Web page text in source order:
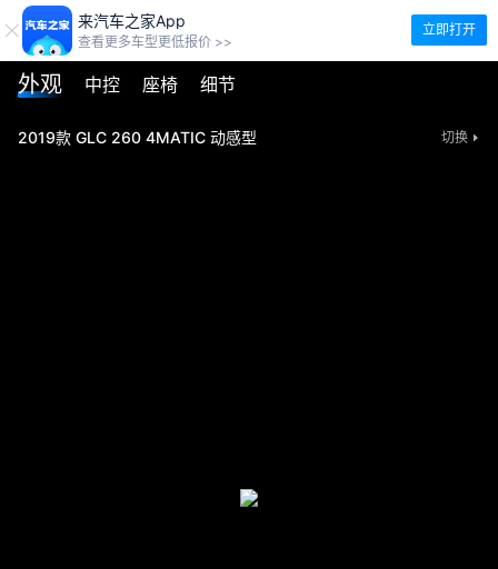
来汽车之家App
查看更多车型更低报价 >>
立即打开
外观 中控 座椅 细节
2019款 GLC 260 4MATIC 动感型 切换